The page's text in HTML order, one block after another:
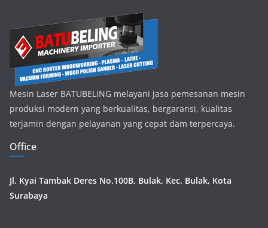
Mesin Laser BATUBELING melayani jasa pemesanan mesin
produksi modern yang berkualitas, bergaransi, kualitas
terjamin dengan pelayanan yang cepat dam terpercaya.
Office
Jl. Kyai Tambak Deres No.100B, Bulak, Kec. Bulak, Kota
Surabaya